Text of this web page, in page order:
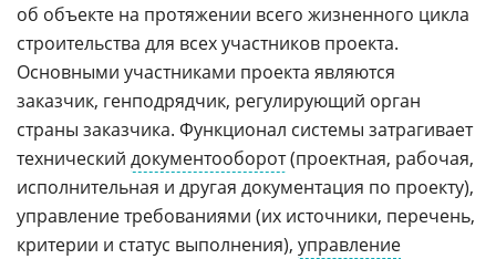
об объекте на протяжении всего жизненного цикла
строительства для всех участников проекта.
Основными участниками проекта являются
заказчик, генподрядчик, регулирующий орган
страны заказчика. Функционал системы затрагивает
технический документооборот(проектная, рабочая,
исполнительная и другая документация по проекту),
управление требованиями (их источники, перечень,
критерии и статус выполнения), управление